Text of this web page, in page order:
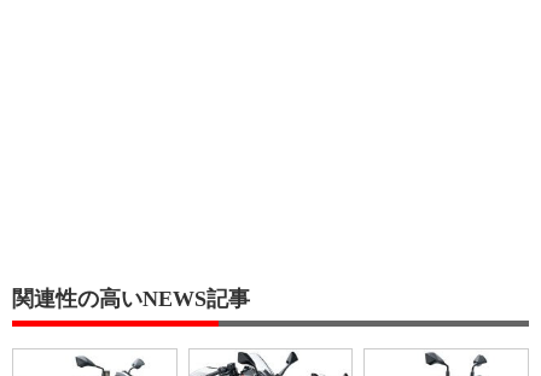
関連性の高いNEWS記事